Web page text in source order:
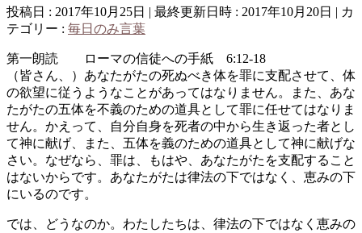
投稿日 : 2017年10月25日 最終更新日時 : 2017年10月20日
カ
テゴリー : 毎日のみ言葉
第一朗読 ローマの信徒への手紙 6:12-18
（皆さん、）あなたがたの死ぬべき体を罪に支配させて、体
の欲望に従うようなことがあってはなりません。また、あな
たがたの五体を不義のための道具として罪に任せてはなりま
せん。かえって、自分自身を死者の中から生き返った者とし
て神に献げ、また、五体を義のための道具として神に献げな
さい。なぜなら、罪は、もはや、あなたがたを支配すること
はないからです。あなたがたは律法の下ではなく、恵みの下
にいるのです。
では、どうなのか。わたしたちは、律法の下ではなく恵みの